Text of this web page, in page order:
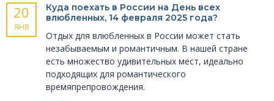
20
ЯНВ
Куда поехать в России на День всех
влюбленных, 14 февраля 2025 года?
Отдых для влюбленных в России может стать
незабываемым и романтичным. В нашей стране
есть множество удивительных мест, идеально
подходящих для романтического
времяпрепровождения.